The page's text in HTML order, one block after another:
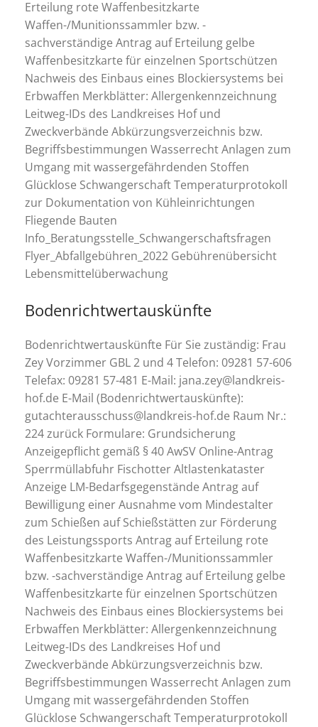
Erteilung rote Waffenbesitzkarte
Waffen-/Munitionssammler bzw. -
sachverständige Antrag auf Erteilung gelbe
Waffenbesitzkarte für einzelnen Sportschützen
Nachweis des Einbaus eines Blockiersystems bei
Erbwaffen Merkblätter: Allergenkennzeichnung
Leitweg-IDs des Landkreises Hof und
Zweckverbände Abkürzungsverzeichnis bzw.
Begriffsbestimmungen Wasserrecht Anlagen zum
Umgang mit wassergefährdenden Stoffen
Glücklose Schwangerschaft Temperaturprotokoll
zur Dokumentation von Kühleinrichtungen
Fliegende Bauten
Info_Beratungsstelle_Schwangerschaftsfragen
Flyer_Abfallgebühren_2022 Gebührenübersicht
Lebensmittelüberwachung
Bodenrichtwertauskünfte
Bodenrichtwertauskünfte Für Sie zuständig: Frau
Zey Vorzimmer GBL 2 und 4 Telefon: 09281 57-606
Telefax: 09281 57-481 E-Mail: jana.zey@landkreis-
hof.de E-Mail (Bodenrichtwertauskünfte):
gutachterausschuss@landkreis-hof.de Raum Nr.:
224 zurück Formulare: Grundsicherung
Anzeigepflicht gemäß § 40 AwSV Online-Antrag
Sperrmüllabfuhr Fischotter Altlastenkataster
Anzeige LM-Bedarfsgegenstände Antrag auf
Bewilligung einer Ausnahme vom Mindestalter
zum Schießen auf Schießstätten zur Förderung
des Leistungssports Antrag auf Erteilung rote
Waffenbesitzkarte Waffen-/Munitionssammler
bzw. -sachverständige Antrag auf Erteilung gelbe
Waffenbesitzkarte für einzelnen Sportschützen
Nachweis des Einbaus eines Blockiersystems bei
Erbwaffen Merkblätter: Allergenkennzeichnung
Leitweg-IDs des Landkreises Hof und
Zweckverbände Abkürzungsverzeichnis bzw.
Begriffsbestimmungen Wasserrecht Anlagen zum
Umgang mit wassergefährdenden Stoffen
Glücklose Schwangerschaft Temperaturprotokoll